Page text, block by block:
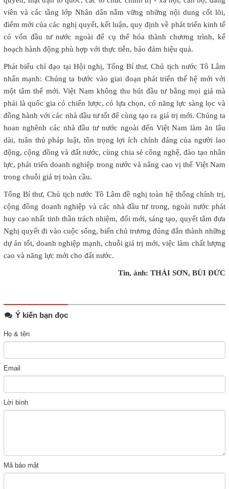
viên và các tầng lớp Nhân dân nắm vững những nội dung cốt lõi,
điểm mới của các nghị quyết, kết luận, quy định về phát triển kinh tế
có vốn đầu tư nước ngoài để cụ thể hóa thành chương trình, kế
hoạch hành động phù hợp với thực tiễn, bảo đảm hiệu quả.
Phát biểu chỉ đạo tại Hội nghị, Tổng Bí thư, Chủ tịch nước Tô Lâm
nhấn mạnh: Chúng ta bước vào giai đoạn phát triển thế hệ mới với
một tâm thế mới. Việt Nam không thu hút đầu tư bằng mọi giá mà
phải là quốc gia có chiến lược, có lựa chọn, có năng lực sàng lọc và
đồng hành với các nhà đầu tư tốt để cùng tạo ra giá trị mới. Chúng ta
hoan nghênh các nhà đầu tư nước ngoài đến Việt Nam làm ăn lâu
dài, tuân thủ pháp luật, tôn trọng lợi ích chính đáng của người lao
động, cộng đồng và đất nước, cùng chia sẻ công nghệ, đào tạo nhân
lực, phát triển doanh nghiệp trong nước và nâng cao vị thế Việt Nam
trong chuỗi giá trị toàn cầu.
Tổng Bí thư, Chủ tịch nước Tô Lâm đề nghị toàn hệ thống chính trị,
cộng đồng doanh nghiệp và các nhà đầu tư trong, ngoài nước phát
huy cao nhất tinh thần trách nhiệm, đổi mới, sáng tạo, quyết tâm đưa
Nghị quyết đi vào cuộc sống, biến chủ trương đúng đắn thành những
dự án tốt, doanh nghiệp mạnh, chuỗi giá trị mới, việc làm chất lượng
cao và năng lực mới cho đất nước.
Tin, ảnh: THÁI SƠN, BÙI ĐỨC
Ý kiến bạn đọc
Họ & tên
Email
Lời bình
Mã bảo mật